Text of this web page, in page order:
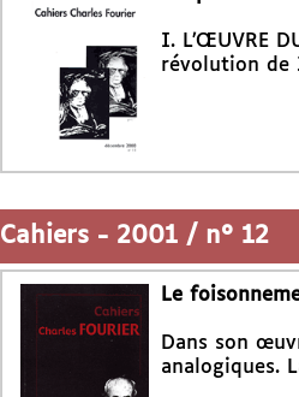
I. L’ŒUVRE
révolution de
Cahiers - 2001 / n° 12
Le
Dans son
analogiques.